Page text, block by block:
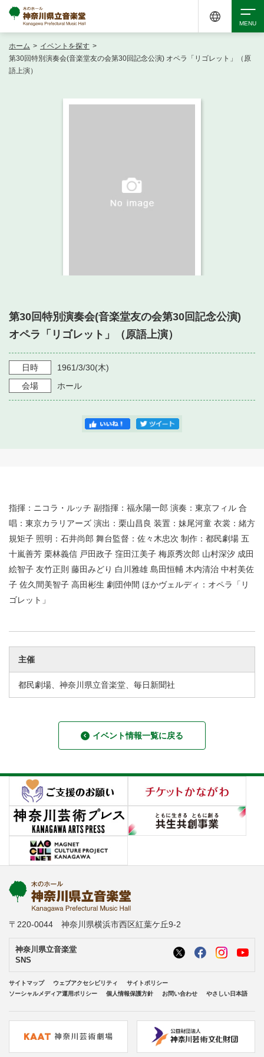
・ よくある質問
・ 空き状況
・ 抽選対象日
・ 利用料金
・ 音楽堂のご案内
・ フロアマップ
・ 芸術参与
神奈川県立音楽堂
SNS
検索
ホーム > イベントを探す >
第30回特別演奏会(音楽堂友の会第30回記念公演) オペラ「リゴレット」（原
語上演）
第30回特別演奏会(音楽堂友の会第30回記念公演)
オペラ「リゴレット」（原語上演）
日時 1961/3/30(木)
会場
ホール
指揮：ニコラ・ルッチ 副指揮：福永陽一郎 演奏：東京フィル 合
唱：東京カラリアーズ 演出：栗山昌良 装置：妹尾河童 衣裳：緒方
規矩子 照明：石井尚郎 舞台監督：佐々木忠次 制作：都民劇場 五
十嵐善芳 栗林義信 戸田政子 窪田江美子 梅原秀次郎 山村深汐 成田
絵智子 友竹正則 藤田みどり 白川雅雄 島田恒輔 木内清治 中村美佐
子 佐久間美智子 高田彬生 劇団仲間 ほかヴェルディ：オペラ「リ
ゴレット」
主催
都民劇場、神奈川県立音楽堂、毎日新聞社
イベント情報一覧に戻る
〒220-0044 神奈川県横浜市西区紅葉ケ丘9-2
神奈川県立音楽堂
SNS
サイトマップ ウェブアクセシビリティ
サイトポリシー
ソーシャルメディア運用ポリシー
個人情報保護方針 お問い合わせ やさしい日本語